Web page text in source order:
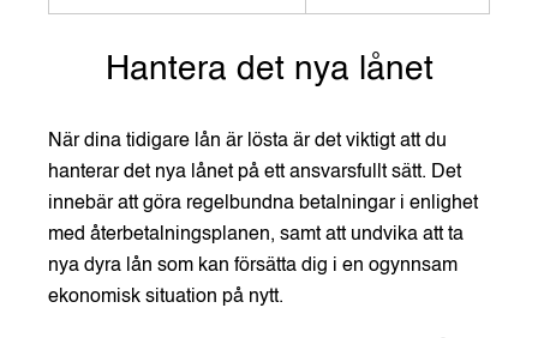
Hantera det nya lånet
När dina tidigare lån är lösta är det viktigt att du
hanterar det nya lånet på ett ansvarsfullt sätt. Det
innebär att göra regelbundna betalningar i enlighet
med återbetalningsplanen, samt att undvika att ta
nya dyra lån som kan försätta dig i en ogynnsam
ekonomisk situation på nytt.